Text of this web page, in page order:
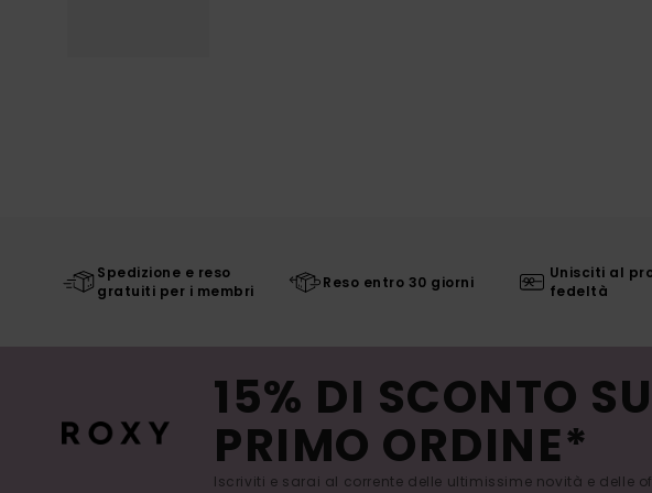
Spedizione e reso
gratuiti per i membri
Reso entro 30 giorni
Unisciti al
fedeltà
15% DI SCONTO
PRIMO ORDINE*
Iscriviti e sarai al corrente delle ultimissime novità e delle